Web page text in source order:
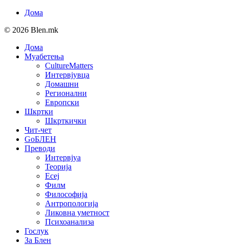
Дома
© 2026 Blen.mk
Дома
Муабетења
CultureMatters
Интервјувца
Домашни
Регионални
Европски
Шкртки
Шкрткички
Чит-чет
GoБЛЕН
Преводи
Интервјуа
Теорија
Есеј
Филм
Философија
Антропологија
Ликовна уметност
Психоанализа
Гослук
За Блен